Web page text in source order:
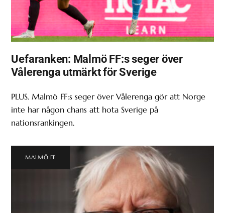
Uefaranken: Malmö FF:s seger över
Vålerenga utmärkt för Sverige
PLUS. Malmö FF:s seger över Vålerenga gör att Norge
inte har någon chans att hota Sverige på
nationsrankingen.
MALMÖ FF